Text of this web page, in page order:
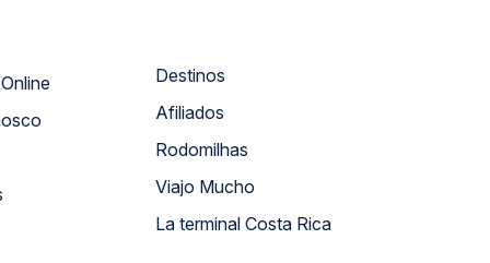
Atendimento Online
Destinos
Afiliados
Rodomilhas
Viajo Mucho
La terminal Costa Rica